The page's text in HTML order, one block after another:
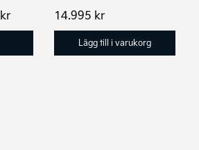
krPrisintervall:
2.729 kr
3.779 kr
14.995 kr
Lägg till i varukorg